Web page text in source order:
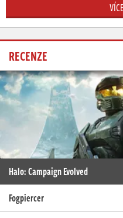
RECENZE
Halo: Campaign Evolved
Fogpiercer